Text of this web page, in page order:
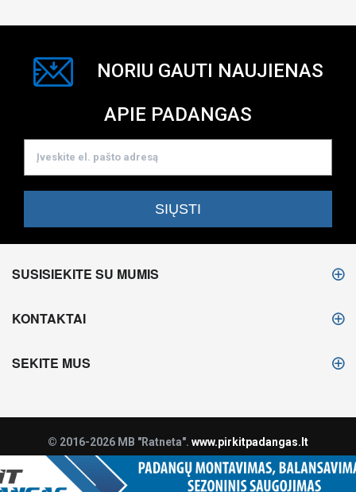
NORIU GAUTI NAUJIENAS
APIE PADANGAS
SUSISIEKITE SU MUMIS
KONTAKTAI
SEKITE MUS
© 2016-2026 MB "Ratneta". www.pirkitpadangas.lt